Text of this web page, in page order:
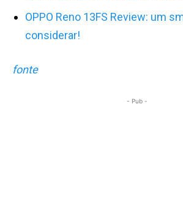
OPPO Reno 13FS Review: um
considerar!
fonte
- Pub -